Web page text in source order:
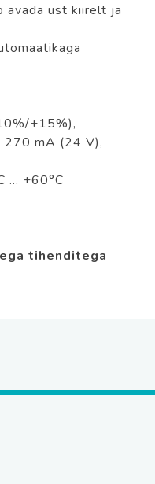
avada ust kiirelt ja
+15%),
270 mA (24 V),
… +60°C
tihenditega